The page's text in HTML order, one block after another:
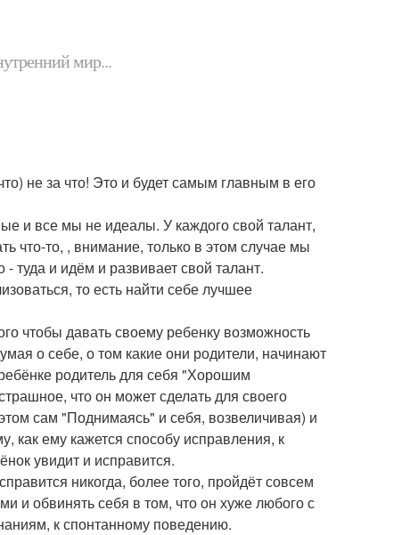
мир...
не за что! Это и будет самым главным в его
и все мы не идеалы. У каждого свой талант,
что-то, , внимание, только в этом случае мы
туда и идём и развивает свой талант.
то есть найти себе лучшее
чтобы давать своему ребенку возможность
о себе, о том какие они родители, начинают
родитель для себя "Хорошим
что он может сделать для своего
сам "Поднимаясь" и себя, возвеличивая) и
как ему кажется способу исправления, к
увидит и исправится.
никогда, более того, пройдёт совсем
и обвинять себя в том, что он хуже любого с
к спонтанному поведению.